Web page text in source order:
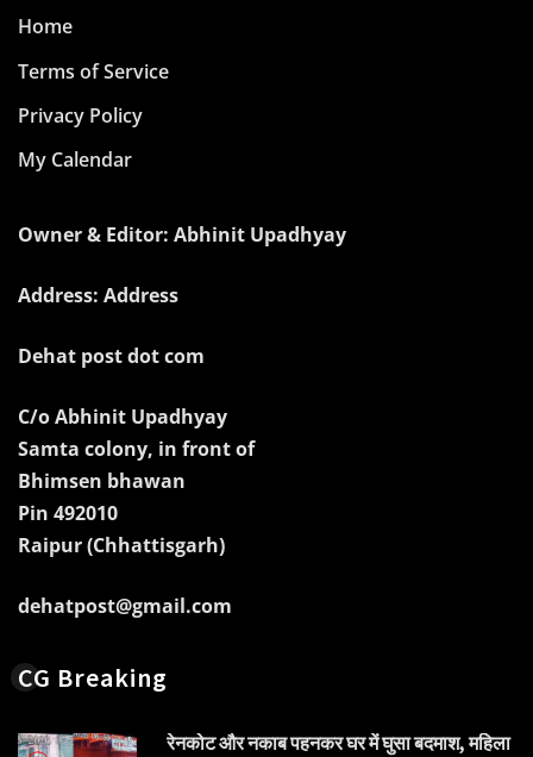
Home
Terms of Service
Privacy Policy
My Calendar
Owner & Editor: Abhinit Upadhyay
Address: Address
Dehat post dot com
C/o Abhinit Upadhyay
Samta colony, in front of
Bhimsen bhawan
Pin 492010
Raipur (Chhattisgarh)
dehatpost@gmail.com
CG Breaking
रेनकोट और नकाब पहनकर घर में घुसा बदमाश, महिला